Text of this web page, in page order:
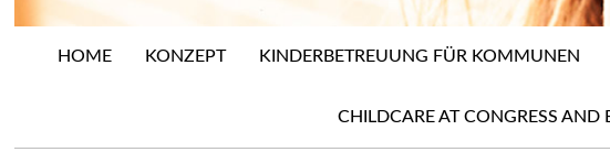
HOME KONZEPT KINDERBETREUUNG FÜR KOMMUNEN
CHILDCARE AT CONGRESS AND